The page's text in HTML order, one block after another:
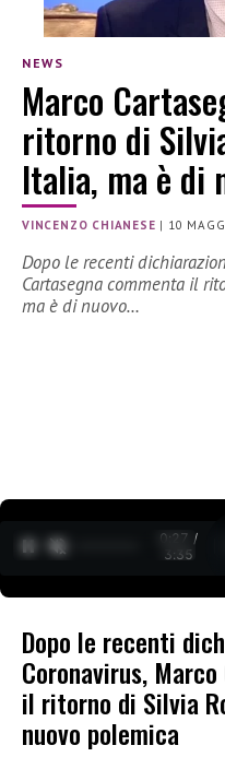
NEWS
Marco
ritorno di
Italia, ma è di
VINCENZO CHIANESE | 10
Dopo le recenti
Cartasegna commenta il
ma è di nuovo…
0:27 /
3:35
Dopo le recenti
Coronavirus,
il ritorno di Silvia
nuovo polemica